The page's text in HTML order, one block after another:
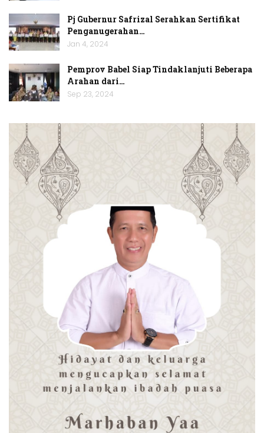
Pj Gubernur Safrizal Serahkan Sertifikat
Penganugerahan…
Jan 4, 2024
Pemprov Babel Siap Tindaklanjuti Beberapa
Arahan dari…
Sep 23, 2024